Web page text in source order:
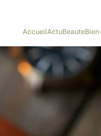
AccueilActuBeaute